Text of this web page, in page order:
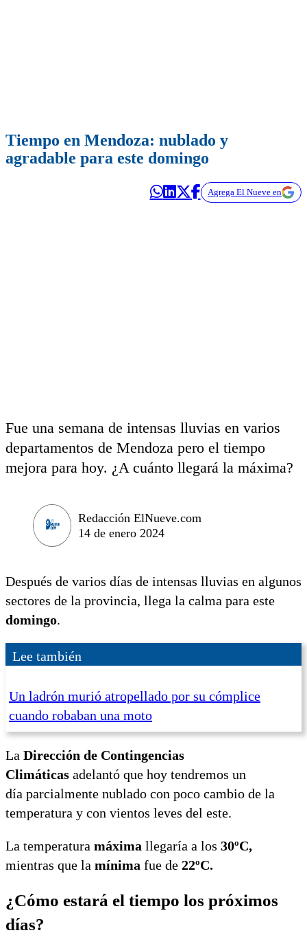
Tiempo en Mendoza: nublado y
agradable para este domingo
Agrega El Nueve en
Fue una semana de intensas lluvias en varios
departamentos de Mendoza pero el tiempo
mejora para hoy. ¿A cuánto llegará la máxima?
Redacción ElNueve.com
14 de enero 2024
Después de varios días de intensas lluvias en algunos
sectores de la provincia, llega la calma para este
domingo.
Lee también
Un ladrón murió atropellado por su cómplice
cuando robaban una moto
La Dirección de Contingencias
Climáticas adelantó que hoy tendremos un
día parcialmente nublado con poco cambio de la
temperatura y con vientos leves del este.
La temperatura máxima llegaría a los 30ºC,
mientras que la mínima fue de 22ºC.
¿Cómo estará el tiempo los próximos
días?